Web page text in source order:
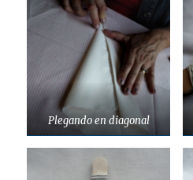
Plegando en diagonal